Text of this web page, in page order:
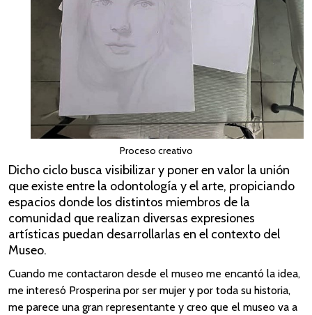
Proceso creativo
Dicho ciclo busca visibilizar y poner en valor la unión
que existe entre la odontología y el arte, propiciando
espacios donde los distintos miembros de la
comunidad que realizan diversas expresiones
artísticas puedan desarrollarlas en el contexto del
Museo.
Cuando me contactaron desde el museo me encantó la idea,
me interesó Prosperina por ser mujer y por toda su historia,
me parece una gran representante y creo que el museo va a